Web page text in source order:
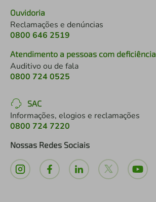
Ouvidoria
Reclamações e denúncias
0800 646 2519
Atendimento a pessoas com deficiência
Auditivo ou de fala
0800 724 0525
SAC
Informações, elogios e reclamações
0800 724 7220
Nossas Redes Sociais